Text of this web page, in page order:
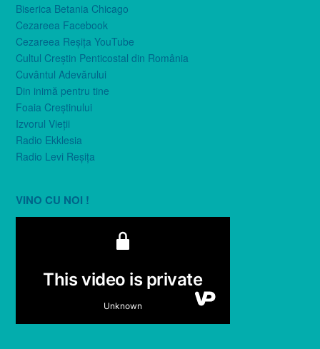
Biserica Betania Chicago
Cezareea Facebook
Cezareea Reşiţa YouTube
Cultul Creştin Penticostal din România
Cuvântul Adevărului
Din inimă pentru tine
Foaia Creştinului
Izvorul Vieţii
Radio Ekklesia
Radio Levi Reşiţa
VINO CU NOI !